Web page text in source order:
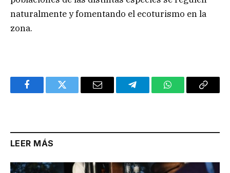
naturalmente y fomentando el ecoturismo en la
zona.
FacebookTwitter Email TelegramWhatsAppCopy
LEER MÁS